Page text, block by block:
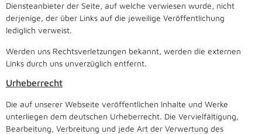
Diensteanbieter der Seite, auf welche verwiesen wurde, nicht
derjenige, der über Links auf die jeweilige Veröffentlichung
lediglich verweist.
Werden uns Rechtsverletzungen bekannt, werden die externen
Links durch uns unverzüglich entfernt.
Urheberrecht
Die auf unserer Webseite veröffentlichen Inhalte und Werke
unterliegen dem deutschen Urheberrecht. Die Vervielfältigung,
Bearbeitung, Verbreitung und jede Art der Verwertung des